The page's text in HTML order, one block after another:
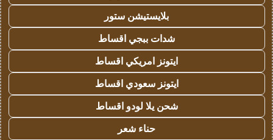
بلايستيشن ستور
شدات ببجي اقساط
ايتونز امريكي اقساط
ايتونز سعودي اقساط
شحن يلا لودو اقساط
حناء شعر